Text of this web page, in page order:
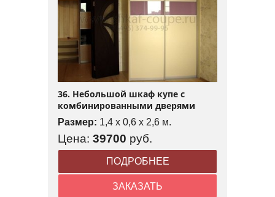
36. Небольшой шкаф купе с
комбинированными дверями
Размер: 1,4 x 0,6 x 2,6 м.
Цена: 39700 руб.
ПОДРОБНЕЕ
ЗАКАЗАТЬ